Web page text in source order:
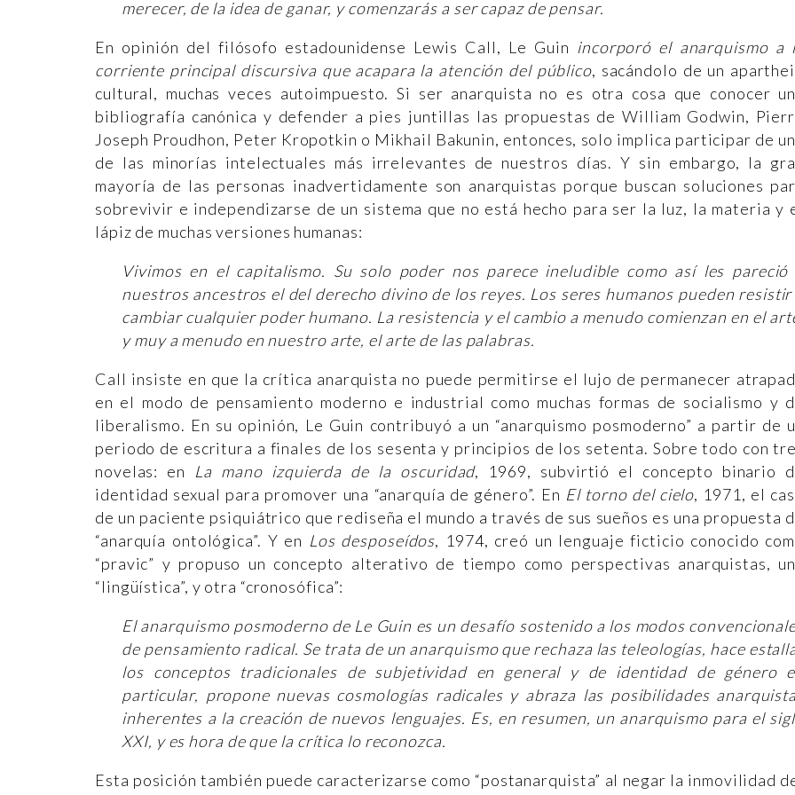
merecer, de la idea de ganar, y comenzarás a ser capaz de pensar.
En opinión del filósofo estadounidense Lewis Call, Le Guin incorporó el anarquismo a
corriente principal discursiva que acapara la atención del público, sacándolo de un
cultural, muchas veces autoimpuesto. Si ser anarquista no es otra cosa que conocer
bibliografía canónica y defender a pies juntillas las propuestas de William Godwin,
Joseph Proudhon, Peter Kropotkin o Mikhail Bakunin, entonces, solo implica participar de
de las minorías intelectuales más irrelevantes de nuestros días. Y sin embargo, la
mayoría de las personas inadvertidamente son anarquistas porque buscan soluciones
sobrevivir e independizarse de un sistema que no está hecho para ser la luz, la materia y
lápiz de muchas versiones humanas:
Vivimos en el capitalismo. Su solo poder nos parece ineludible como así les pareció
nuestros ancestros el del derecho divino de los reyes. Los seres humanos pueden resistir
cambiar cualquier poder humano. La resistencia y el cambio a menudo comienzan en el
y muy a menudo en nuestro arte, el arte de las palabras.
Call insiste en que la crítica anarquista no puede permitirse el lujo de permanecer
en el modo de pensamiento moderno e industrial como muchas formas de socialismo y
liberalismo. En su opinión, Le Guin contribuyó a un “anarquismo posmoderno” a partir de
periodo de escritura a finales de los sesenta y principios de los setenta. Sobre todo con
novelas: en La mano izquierda de la oscuridad, 1969, subvirtió el concepto binario
identidad sexual para promover una “anarquía de género”. En El torno del cielo, 1971, el
de un paciente psiquiátrico que rediseña el mundo a través de sus sueños es una propuesta
“anarquía ontológica”. Y en Los desposeídos, 1974, creó un lenguaje ficticio conocido
“pravic” y propuso un concepto alterativo de tiempo como perspectivas anarquistas,
“lingüística”, y otra “cronosófica”:
El anarquismo posmoderno de Le Guin es un desafío sostenido a los modos
de pensamiento radical. Se trata de un anarquismo que rechaza las teleologías, hace
los conceptos tradicionales de subjetividad en general y de identidad de género
particular, propone nuevas cosmologías radicales y abraza las posibilidades
inherentes a la creación de nuevos lenguajes. Es, en resumen, un anarquismo para el
XXI, y es hora de que la crítica lo reconozca.
Esta posición también puede caracterizarse como “postanarquista” al negar la inmovilidad